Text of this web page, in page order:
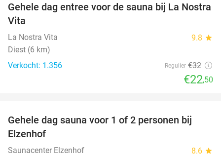
30%
Gehele dag entree voor de sauna bij La Nostra
Vita
La Nostra Vita 9.8 star
Diest (6 km)
Verkocht: 1.356
Regulier €32
€22,50
36%
Gehele dag sauna voor 1 of 2 personen bij
Elzenhof
Saunacenter Elzenhof 8.6 star